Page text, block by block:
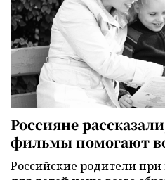
Россияне
фильмы помогают
Российские родители